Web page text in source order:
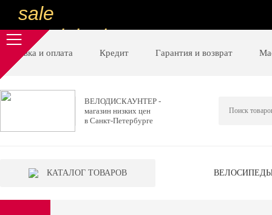
sale
special price
sale
низкие цены
вот дешево
special price
Доставка и оплата Кредит Гарантия и возврат
ВЕЛОДИСКАУНТЕР -
магазин низких цен
в Санкт-Петербурге
КАТАЛОГ ТОВАРОВ